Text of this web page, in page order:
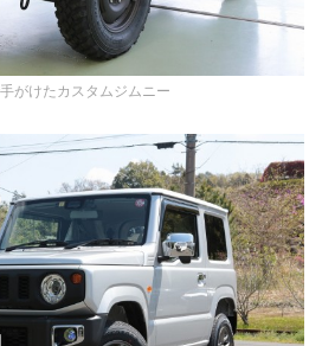
がけたカスタムジムニー